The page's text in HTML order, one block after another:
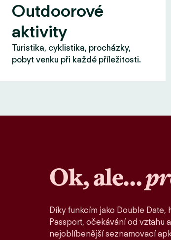
Outdoorové
aktivity
Turistika, cyklistika, procházky,
pobyt venku při každé příležitosti.
Ok, ale…
Díky funkcím jako Double
Passport, očekávání od vztahu
nejoblíbenější seznamovací